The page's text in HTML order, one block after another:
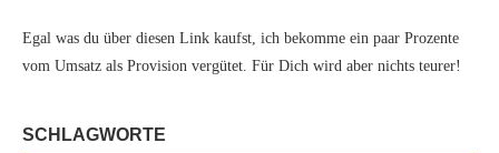
Egal was du über diesen Link kaufst, ich bekomme ein paar Prozente
vom Umsatz als Provision vergütet. Für Dich wird aber nichts teurer!
SCHLAGWORTE